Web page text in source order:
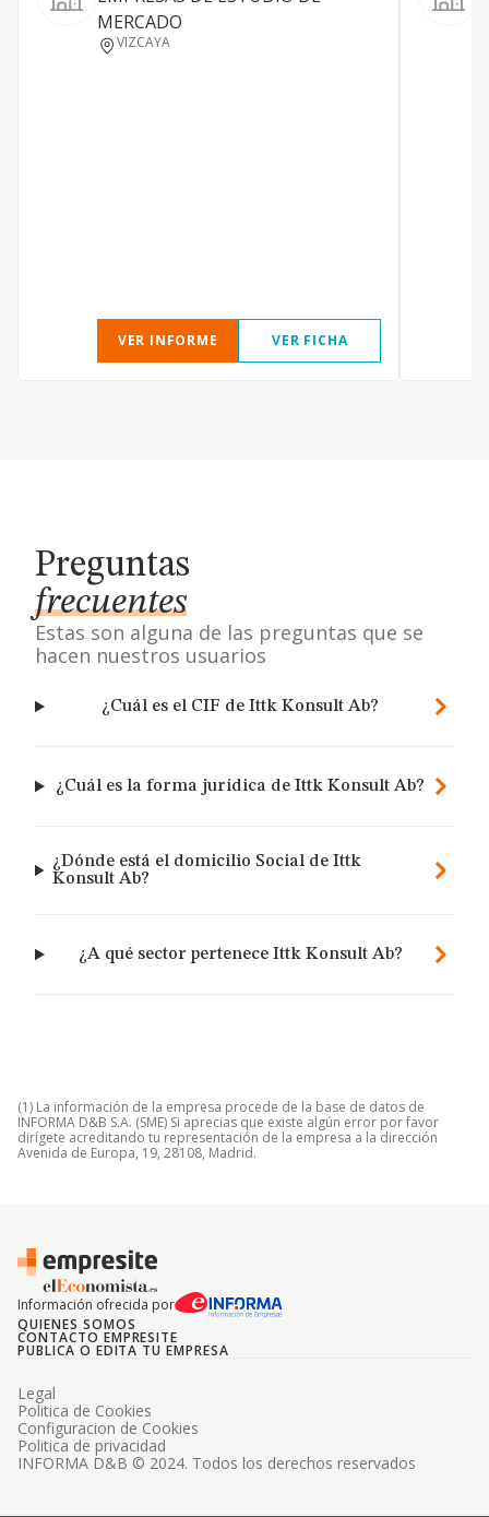
MERCADO
VIZCAYA
VER INFORME VER FICHA
Preguntas
frecuentes
Estas son alguna de las preguntas que se
hacen nuestros usuarios
¿Cuál es el CIF de Ittk Konsult Ab?
¿Cuál es la forma jurídica de Ittk Konsult Ab?
¿Dónde está el domicilio Social de Ittk
Konsult Ab?
¿A qué sector pertenece Ittk Konsult Ab?
(1) La información de la empresa procede de la base de datos de
INFORMA D&B S.A. (SME) Si aprecias que existe algún error por favor
dirígete acreditando tu representación de la empresa a la dirección
Avenida de Europa, 19, 28108, Madrid.
Información ofrecida por
QUIENES SOMOS
CONTACTO EMPRESITE
PUBLICA O EDITA TU EMPRESA
INFORMA D&B © 2024. Todos los derechos reservados
Legal
Politica de Cookies
Configuracion de Cookies
Politica de privacidad